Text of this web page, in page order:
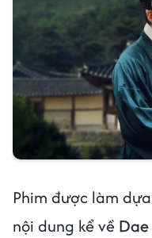
Phim được làm
nội dung kể về